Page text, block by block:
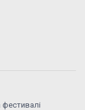
фестивалі